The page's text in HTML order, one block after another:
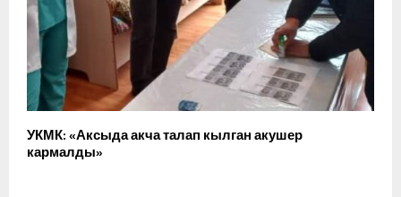
УКМК: «Аксыда акча талап кылган акушер
кармалды»